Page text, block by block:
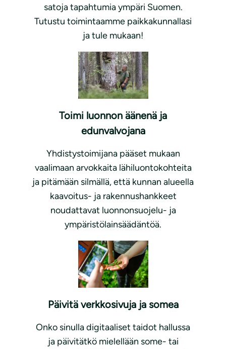
satoja tapahtumia ympäri Suomen.
Tutustu toimintaamme paikkakunnallasi
ja tule mukaan!
Toimi luonnon äänenä ja
edunvalvojana
Yhdistystoimijana pääset mukaan
vaalimaan arvokkaita lähiluontokohteita
ja pitämään silmällä, että kunnan alueella
kaavoitus- ja rakennushankkeet
noudattavat luonnonsuojelu- ja
ympäristölainsäädäntöä.
Päivitä verkkosivuja ja somea
Onko sinulla digitaaliset taidot hallussa
ja päivitätkö mielellään some- tai